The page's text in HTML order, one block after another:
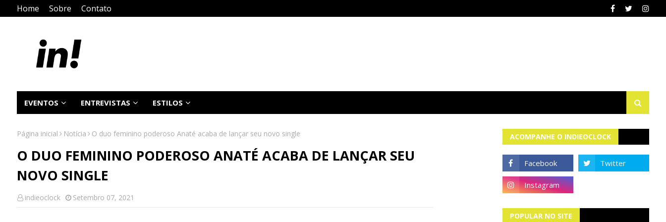
Home Sobre Contato
EVENTOS ENTREVISTAS ESTILOS
Página inicial Notícia O duo feminino poderoso Anaté acaba de lançar seu novo single
O DUO FEMININO PODEROSO ANATÉ ACABA DE LANÇAR SEU
NOVO SINGLE
indieoclock Setembro 07, 2021
ACOMPANHE O INDIEOCLOCK
POPULAR NO SITE